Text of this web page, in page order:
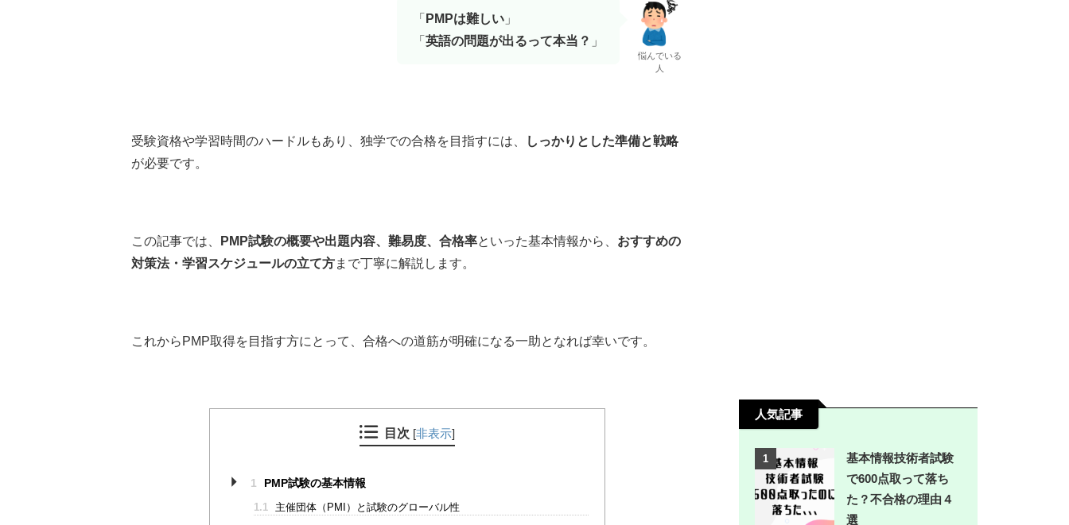
「 PMPは難しい 」
「 英語の問題が出るって本当？ 」
悩んでいる
人
受験資格や学習時間のハードルもあり、独学での合格を目指すには、
しっかりとした準備と戦略
が必要です。
この記事では、 PMP試験の概要や出題内容、難易度、合格率といった基本情報から、 おすすめの
対策法・学習スケジュールの立て方まで丁寧に解説します。
これからPMP取得を目指す方にとって、合格への道筋が明確になる一助となれば幸いです。
目次 [非表示]
1 PMP試験の基本情報
1.1 主催団体（PMI）と試験のグローバル性
人気記事
1
基本情報技術者試験
で600点取って落ち
た？不合格の理由４
選